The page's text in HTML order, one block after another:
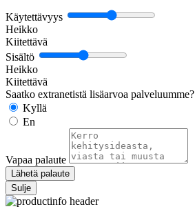
Käytettävyys
Heikko
Kiitettävä
Sisältö
Heikko
Kiitettävä
Saatko extranetistä lisäarvoa palveluumme?
Kyllä
En
Vapaa palaute
Lähetä palaute
Sulje